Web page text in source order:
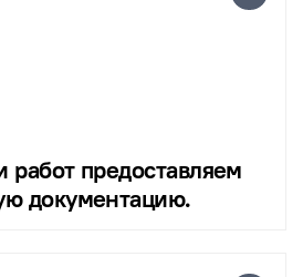
предоставляем
документацию.